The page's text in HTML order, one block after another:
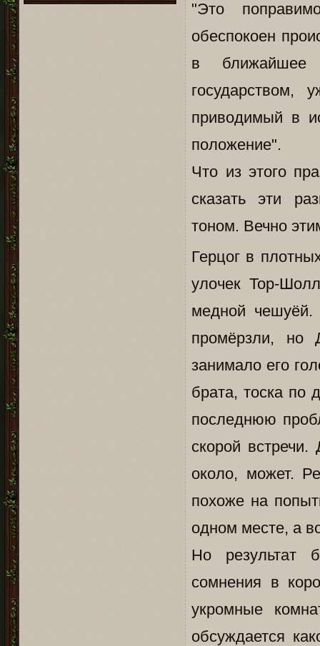
"Это
обеспокоен
в ближайшее
приводимый в
положение".
Что из этого
сказать эти
тоном. Вечно
Герцог в
улочек Тор-
медной чешуёй.
промёрзли, но
занимало его
брата, тоска по
последнюю
скорой
около, может.
похоже на
одном месте, а
Но результат
сомнения в
укромные
обсуждается